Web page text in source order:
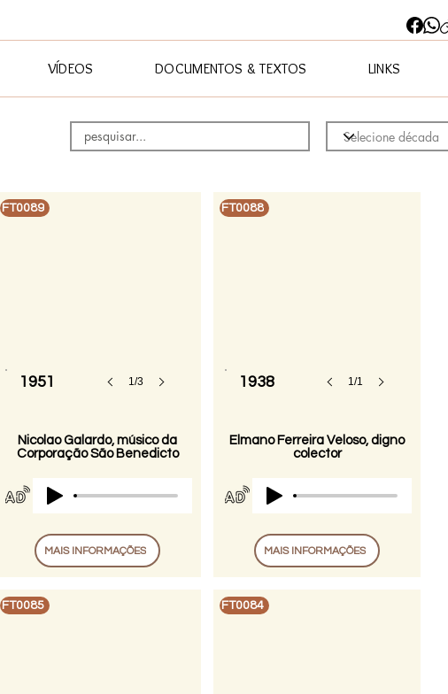
VÍDEOS DOCUMENTOS & TEXTOS LINKS
FT0089
1951 1/3
Nicolao Galardo, músico da
Corporação São Benedicto
MAIS INFORMAÇÕES
FT0085
FT0088
1938 1/1
Elmano Ferreira Veloso, digno
colector
MAIS INFORMAÇÕES
FT0084